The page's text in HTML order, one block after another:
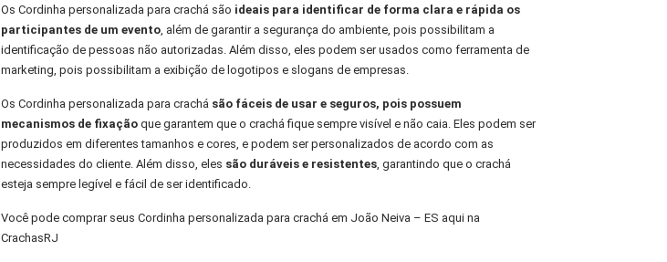
Os Cordinha personalizada para crachá são ideais para identificar de forma clara e rápida os
participantes de um evento, além de garantir a segurança do ambiente, pois possibilitam a
identificação de pessoas não autorizadas. Além disso, eles podem ser usados como ferramenta de
marketing, pois possibilitam a exibição de logotipos e slogans de empresas.
Os Cordinha personalizada para crachá são fáceis de usar e seguros, pois possuem
mecanismos de fixaçãoque garantem que o crachá fique sempre visível e não caia. Eles podem ser
produzidos em diferentes tamanhos e cores, e podem ser personalizados de acordo com as
necessidades do cliente. Além disso, eles são duráveis e resistentes, garantindo que o crachá
esteja sempre legível e fácil de ser identificado.
Você pode comprar seus Cordinha personalizada para crachá em João Neiva – ES aqui na
CrachasRJ